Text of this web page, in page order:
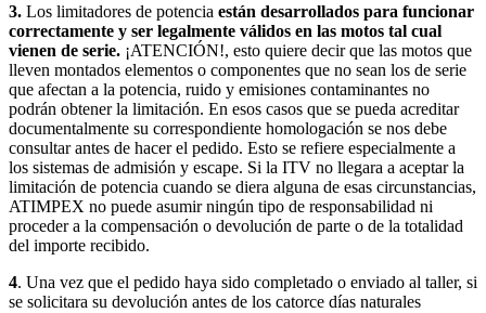
3. Los limitadores de potencia están desarrollados para funcionar
correctamente y ser legalmente válidos en las motos tal cual
vienen de serie. ¡ATENCIÓN!, esto quiere decir que las motos que
lleven montados elementos o componentes que no sean los de serie
que afectan a la potencia, ruido y emisiones contaminantes no
podrán obtener la limitación. En esos casos que se pueda acreditar
documentalmente su correspondiente homologación se nos debe
consultar antes de hacer el pedido. Esto se refiere especialmente a
los sistemas de admisión y escape. Si la ITV no llegara a aceptar la
limitación de potencia cuando se diera alguna de esas circunstancias,
ATIMPEX no puede asumir ningún tipo de responsabilidad ni
proceder a la compensación o devolución de parte o de la totalidad
del importe recibido.
4. Una vez que el pedido haya sido completado o enviado al taller, si
se solicitara su devolución antes de los catorce días naturales